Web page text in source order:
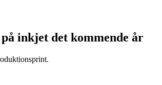
inkjet det kommende år